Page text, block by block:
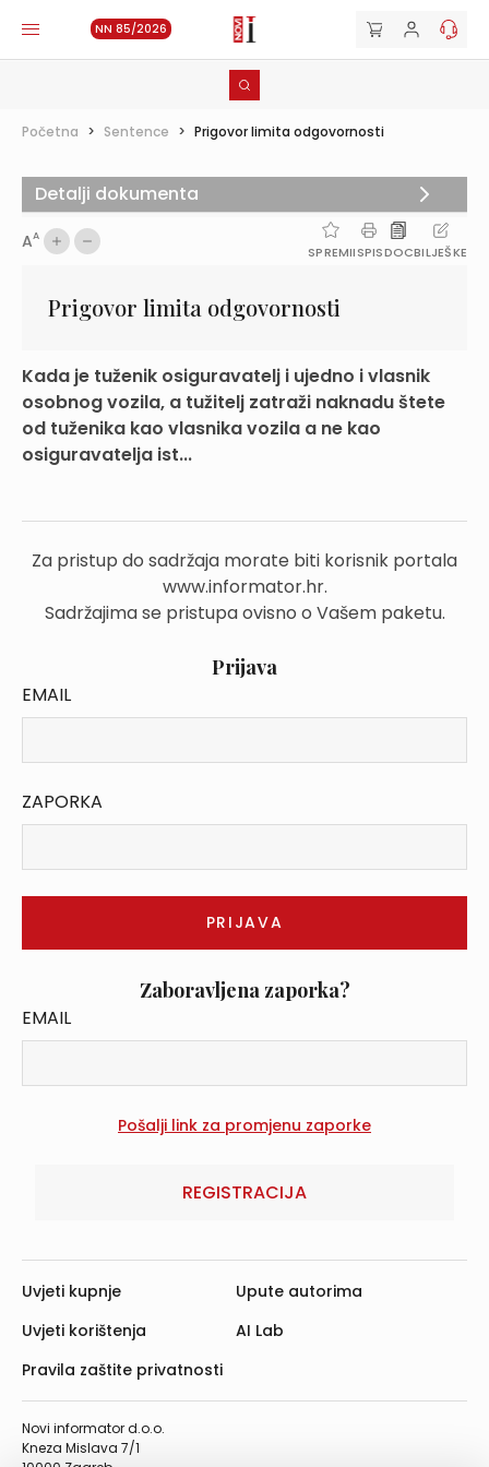
NN 85/2026
Početna > Sentence > Prigovor limita odgovornosti
AA
SPREMIISPISDOCBILJEŠKE
Prigovor limita odgovornosti
Kada je tuženik osiguravatelj i ujedno i vlasnik
osobnog vozila, a tužitelj zatraži naknadu štete
od tuženika kao vlasnika vozila a ne kao
osiguravatelja ist...
Za pristup do sadržaja morate biti korisnik portala
www.informator.hr.
Sadržajima se pristupa ovisno o Vašem paketu.
Prijava
EMAIL
ZAPORKA
Zaboravljena zaporka?
EMAIL
REGISTRACIJA
Detalji dokumenta
Novi informator d.o.o.
Kneza Mislava 7/1
Uvjeti kupnje
Uvjeti korištenja
Pravila zaštite privatnosti
Upute autorima
AI Lab